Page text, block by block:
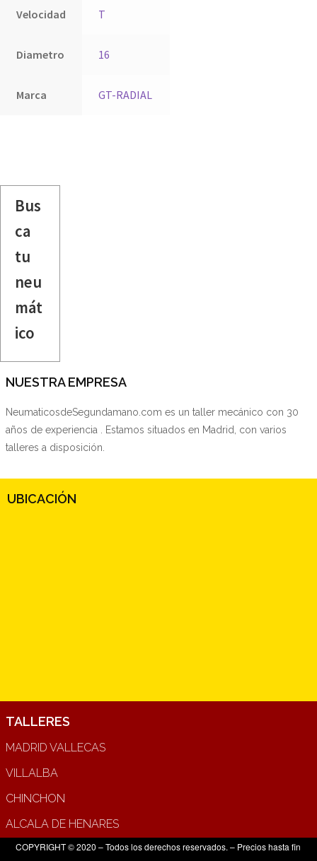
Velocidad T
Diametro 16
Marca GT-RADIAL
Bus
ca
tu
neu
mát
ico
NUESTRA EMPRESA
NeumaticosdeSegundamano.com es un taller mecánico con 30
años de experiencia . Estamos situados en Madrid, con varios
talleres a disposición.
UBICACIÓN
TALLERES
MADRID VALLECAS
VILLALBA
CHINCHON
ALCALA DE HENARES
COPYRIGHT © 2020 – Todos los derechos reservados. – Precios hasta fin